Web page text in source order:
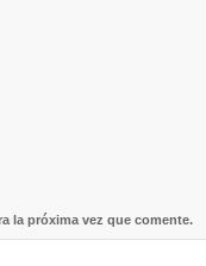
la próxima vez que comente.